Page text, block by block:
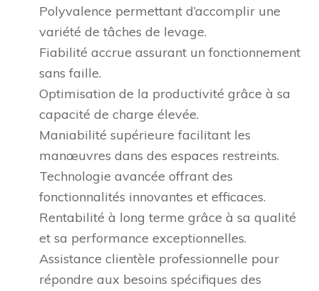
Polyvalence permettant d’accomplir une
variété de tâches de levage.
Fiabilité accrue assurant un fonctionnement
sans faille.
Optimisation de la productivité grâce à sa
capacité de charge élevée.
Maniabilité supérieure facilitant les
manœuvres dans des espaces restreints.
Technologie avancée offrant des
fonctionnalités innovantes et efficaces.
Rentabilité à long terme grâce à sa qualité
et sa performance exceptionnelles.
Assistance clientèle professionnelle pour
répondre aux besoins spécifiques des